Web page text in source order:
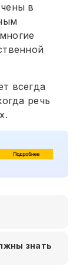
в
всегда
речь
знать